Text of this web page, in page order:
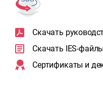
Скачать
Скачать IES-файлы
Сертификаты и